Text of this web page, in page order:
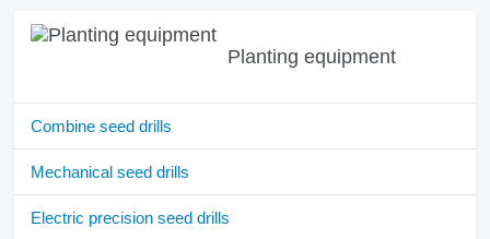
Planting equipment
Combine seed drills
Mechanical seed drills
Electric precision seed drills